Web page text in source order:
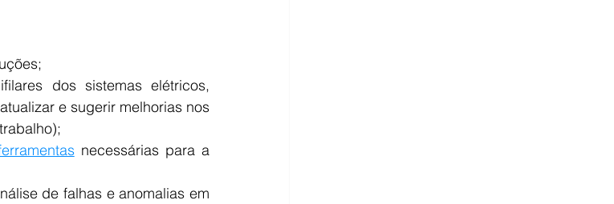
dos sistemas elétricos,
e sugerir melhorias nos
necessárias para a
de falhas e anomalias em